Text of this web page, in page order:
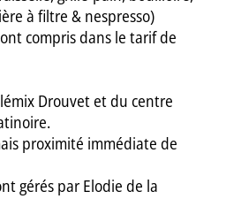
à filtre & nespresso)
compris dans le tarif de
Drouvet et du centre
proximité immédiate de
gérés par Elodie de la